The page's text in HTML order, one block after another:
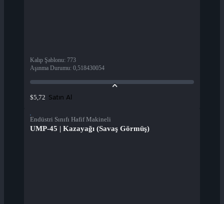
Kalıp Şablonu: 773
Aşınma Durumu: 0,518430054
$5,72 Satın Al
Endüstri Sınıfı Hafif Makineli
UMP-45 | Kazayağı (Savaş Görmüş)